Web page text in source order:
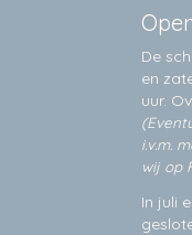
De
en
uur.
i.v.m.
wij op
In juli